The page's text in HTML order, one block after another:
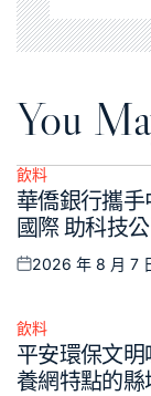
You
Posted
in
飲料
華僑銀行攜
國際 助科技
Posted
2026 年 8 月 7
Posted
in
飲料
平安環保文
養網特點的縣